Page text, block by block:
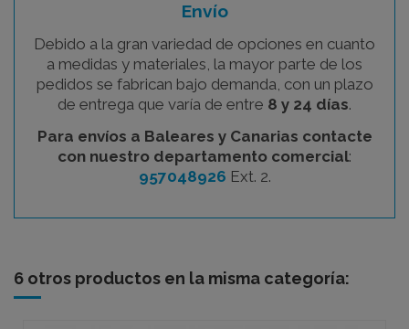
Envío
Debido a la gran variedad de opciones en cuanto
a medidas y materiales, la mayor parte de los
pedidos se fabrican bajo demanda, con un plazo
de entrega que varía de entre 8 y 24 días.
Para envíos a Baleares y Canarias contacte
con nuestro departamento comercial:
957048926 Ext. 2.
6 otros productos en la misma categoría: